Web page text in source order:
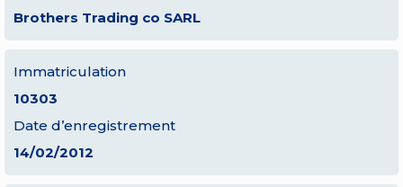
Brothers Trading co SARL
Immatriculation
10303
Date d’enregistrement
14/02/2012